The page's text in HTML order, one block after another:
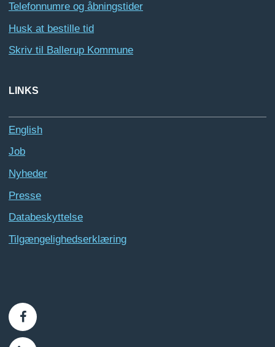
Telefonnumre og åbningstider
Husk at bestille tid
Skriv til Ballerup Kommune
LINKS
English
Job
Nyheder
Presse
Databeskyttelse
Tilgængelighedserklæring